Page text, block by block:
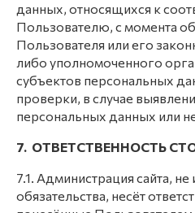
данных, относящихся к
Пользователю, с момента
Пользователя или его
либо уполномоченного
субъектов персональных
проверки, в случае
персональных данных или
7. ОТВЕТСТВЕННОСТЬ
7.1. Администрация сайта,
обязательства, несёт